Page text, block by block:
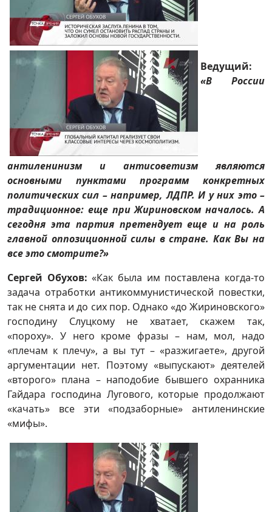
Ведущий:
«В России
антиленинизм и антисоветизм являются
основными пунктами программ конкретных
политических сил – например, ЛДПР. И у них это –
традиционное: еще при Жириновском началось. А
сегодня эта партия претендует еще и на роль
главной оппозиционной силы в стране. Как Вы на
все это смотрите?»
Сергей Обухов: «Как была им поставлена когда-то
задача отработки антикоммунистической повестки,
так не снята и до сих пор. Однако «до Жириновского»
господину Слуцкому не хватает, скажем так,
«пороху». У него кроме фразы – нам, мол, надо
«плечам к плечу», а вы тут – «разжигаете», другой
аргументации нет. Поэтому «выпускают» деятелей
«второго» плана – наподобие бывшего охранника
Гайдара господина Лугового, которые продолжают
«качать» все эти «подзаборные» антиленинские
«мифы».